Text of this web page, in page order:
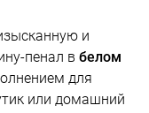
и
пенал в белом
для
или домашний